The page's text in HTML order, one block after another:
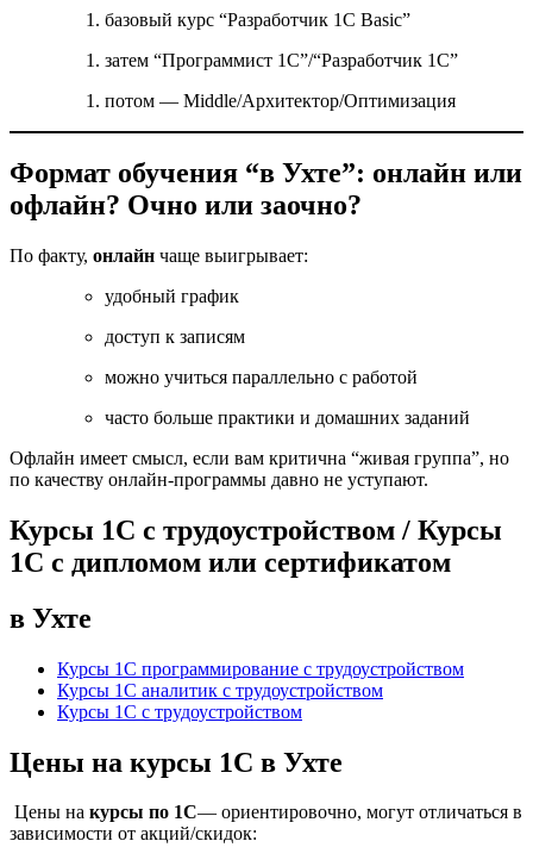
базовый курс “Разработчик 1С Basic”
затем “Программист 1С”/“Разработчик 1С”
потом — Middle/Архитектор/Оптимизация
Формат обучения “в Ухте”: онлайн или
офлайн? Очно или заочно?
По факту, онлайн чаще выигрывает:
удобный график
доступ к записям
можно учиться параллельно с работой
часто больше практики и домашних заданий
Офлайн имеет смысл, если вам критична “живая группа”, но
по качеству онлайн-программы давно не уступают.
Курсы 1С с трудоустройством / Курсы
1С с дипломом или сертификатом
в Ухте
Курсы 1С программирование с трудоустройством
Курсы 1С аналитик с трудоустройством
Курсы 1С с трудоустройством
Цены на курсы 1С в Ухте
Цены на курсы по 1С— ориентировочно, могут отличаться в
зависимости от акций/скидок: